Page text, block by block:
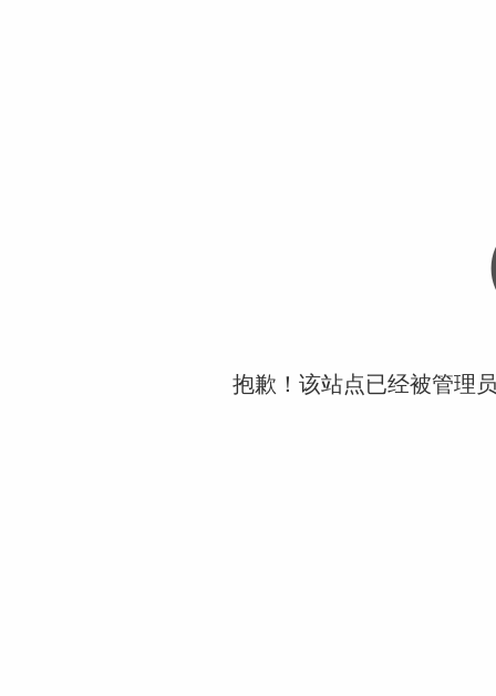
抱歉！该站点已经被管理